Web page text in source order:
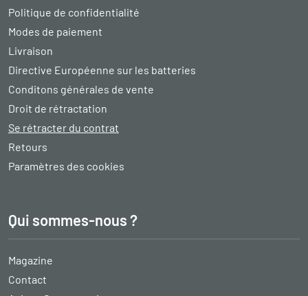
Politique de confidentialité
Modes de paiement
Livraison
Directive Européenne sur les batteries
Conditons générales de vente
Droit de rétractation
Se rétracter du contrat
Retours
Paramètres des cookies
Qui sommes-nous ?
Magazine
Contact